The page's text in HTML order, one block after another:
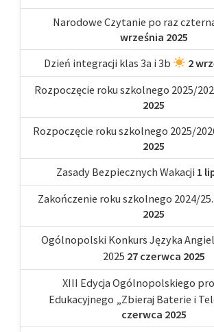
Narodowe Czytanie po raz
września 2025
Dzień integracji klas 3a i 3b
2
Rozpoczęcie roku szkolnego 2025/
2025
Rozpoczęcie roku szkolnego 2025/
2025
Zasady Bezpiecznych Wakacji 1
Zakończenie roku szkolnego 2024/25.
2025
Ogólnopolski Konkurs Języka
2025 27 czerwca 2025
XIII Edycja Ogólnopolskiego
Edukacyjnego „Zbieraj Baterie i
czerwca 2025